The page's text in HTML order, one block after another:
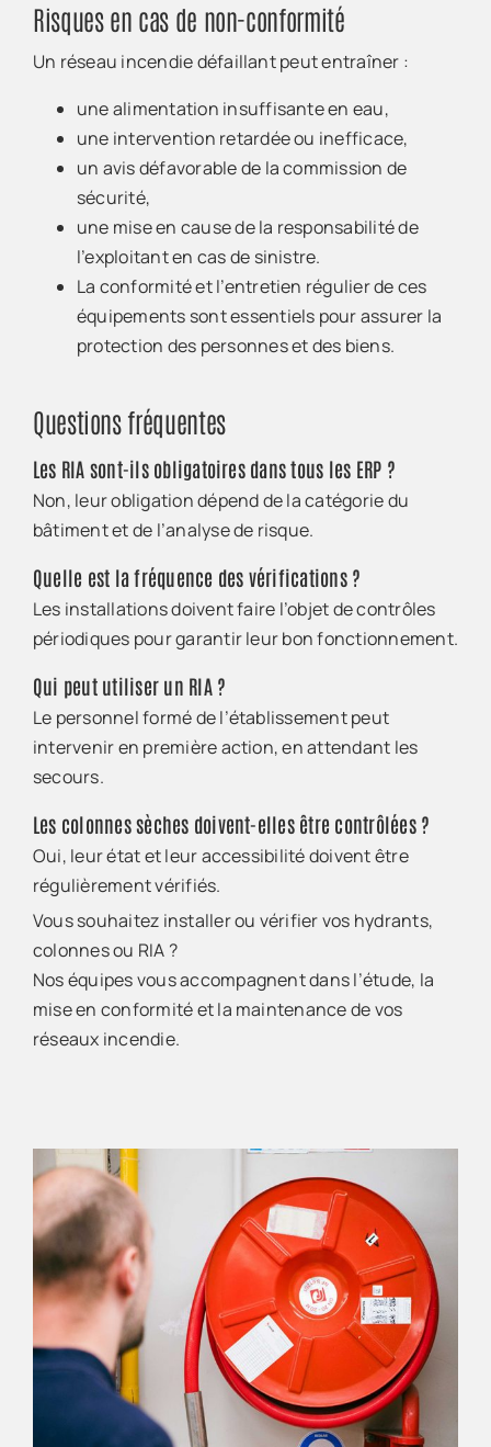
Risques en cas de non-conformité
Un réseau incendie défaillant peut entraîner :
une alimentation insuffisante en eau,
une intervention retardée ou inefficace,
un avis défavorable de la commission de
sécurité,
une mise en cause de la responsabilité de
l’exploitant en cas de sinistre.
La conformité et l’entretien régulier de ces
équipements sont essentiels pour assurer la
protection des personnes et des biens.
Questions fréquentes
Les RIA sont-ils obligatoires dans tous les ERP ?
Non, leur obligation dépend de la catégorie du
bâtiment et de l’analyse de risque.
Quelle est la fréquence des vérifications ?
Les installations doivent faire l’objet de contrôles
périodiques pour garantir leur bon fonctionnement.
Qui peut utiliser un RIA ?
Le personnel formé de l’établissement peut
intervenir en première action, en attendant les
secours.
Les colonnes sèches doivent-elles être contrôlées ?
Oui, leur état et leur accessibilité doivent être
régulièrement vérifiés.
Vous souhaitez installer ou vérifier vos hydrants,
colonnes ou RIA ?
Nos équipes vous accompagnent dans l’étude, la
mise en conformité et la maintenance de vos
réseaux incendie.